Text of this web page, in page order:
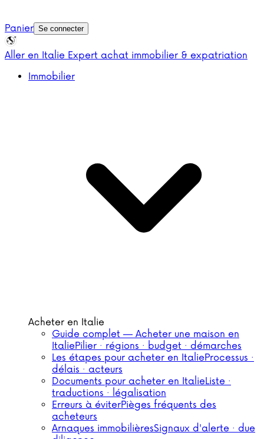
Panier Se connecter
Aller en Italie Expert achat immobilier & expatriation
Immobilier
Acheter en Italie
Guide complet — Acheter une maison en
ItaliePilier · régions · budget · démarches
Les étapes pour acheter en ItalieProcessus ·
délais · acteurs
Documents pour acheter en ItalieListe ·
traductions · légalisation
Erreurs à éviterPièges fréquents des
acheteurs
Arnaques immobilièresSignaux d'alerte · due